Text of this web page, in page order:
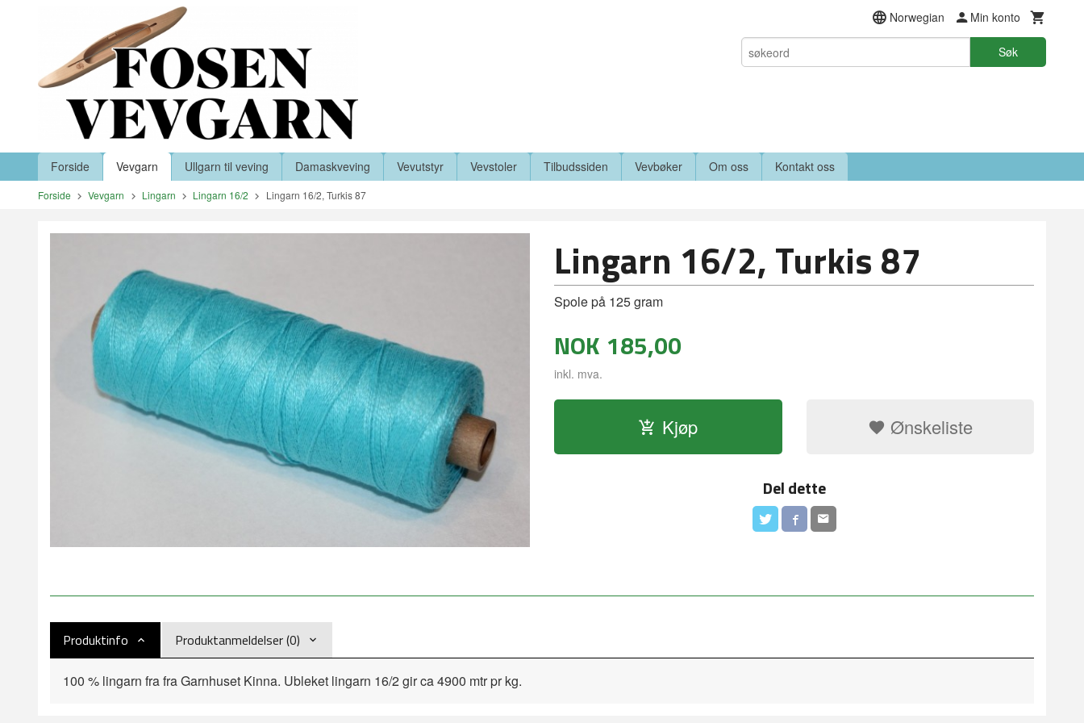
Norwegian Min konto
Søk
Produkter
Forside Vevgarn Ullgarn til veving Damaskveving Vevutstyr Vevstoler Tilbudssiden Vevbøker Om oss Kontakt oss
Forside Vevgarn Lingarn Lingarn 16/2 Lingarn 16/2, Turkis 87
Lingarn 16/2, Turkis 87
Spole på 125 gram
NOK 185,00
inkl. mva.
Kjøp Ønskeliste
Del dette
Produktinfo Produktanmeldelser (0)
100 % lingarn fra fra Garnhuset Kinna. Ubleket lingarn 16/2 gir ca 4900 mtr pr kg.